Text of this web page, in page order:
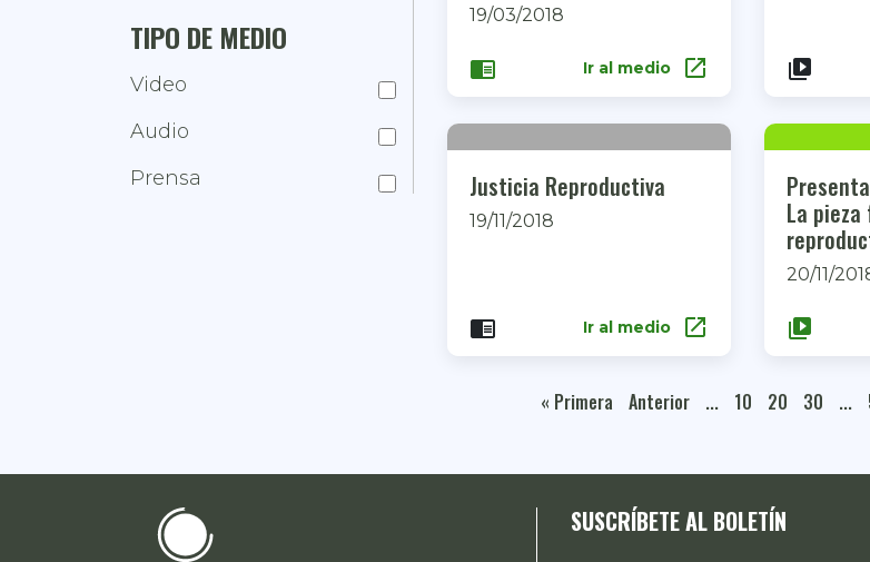
TIPO DE MEDIO
Video
Audio
Prensa
19/03/2018
chrome_reader_mode Ir al medio open_in_new video_library
Justicia Reproductiva
19/11/2018
chrome_reader_mode Ir al medio open_in_new
La
20/11/
video_library
« Primera Anterior ... 10 20 30 ...
SUSCRÍBETE AL BOLETÍN